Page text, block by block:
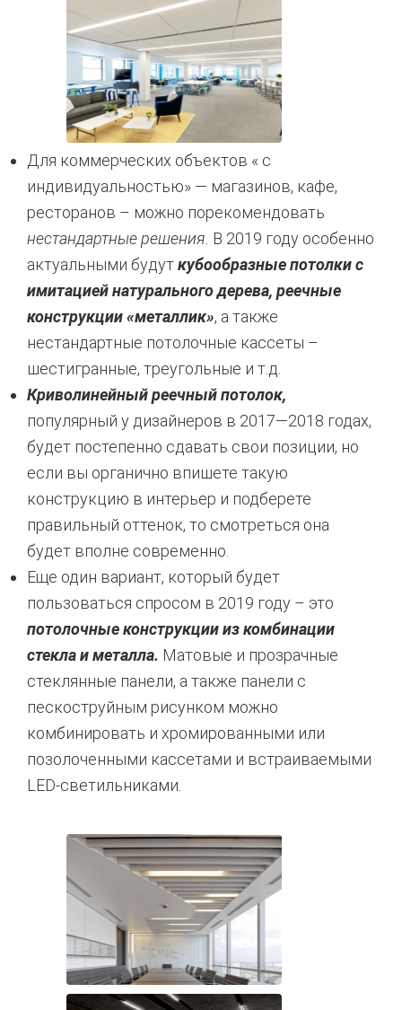
Для коммерческих объектов « с
индивидуальностью» — магазинов, кафе,
ресторанов – можно порекомендовать
нестандартные решения. В 2019 году особенно
актуальными будуткубообразные потолки с
имитацией натурального дерева, реечные
конструкции «металлик», а также
нестандартные потолочные кассеты –
шестигранные, треугольные и т.д.
Криволинейный реечный потолок,
популярный у дизайнеров в 2017—2018 годах,
будет постепенно сдавать свои позиции, но
если вы органично впишете такую
конструкцию в интерьер и подберете
правильный оттенок, то смотреться она
будет вполне современно.
Еще один вариант, который будет
пользоваться спросом в 2019 году – это
потолочные конструкции из комбинации
стекла и металла. Матовые и прозрачные
стеклянные панели, а также панели с
пескоструйным рисунком можно
комбинировать и хромированными или
позолоченными кассетами и встраиваемыми
LED-светильниками.